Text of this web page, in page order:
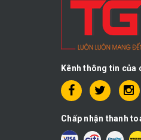
Kênh thông tin của
Chấp nhận thanh